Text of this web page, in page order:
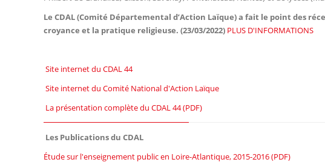
Le CDAL (Comité Départemental d’Action Laïque) a fait le point des
croyance et la pratique religieuse. (23/03/2022) PLUS D'INFORMATIONS
Site internet du CDAL 44
Site internet du Comité National d'Action Laïque
La présentation complète du CDAL 44 (PDF)
Les Publications du CDAL
Étude sur l'enseignement public en Loire-Atlantique, 2015-2016 (PDF)